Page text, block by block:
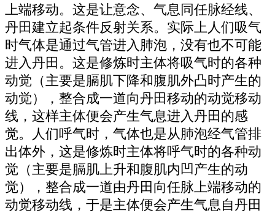
上端移动。这是让意念、气息同任脉经线、
丹田建立起条件反射关系。实际上人们吸气
时气体是通过气管进入肺泡，没有也不可能
进入丹田。这是修炼时主体将吸气时的各种
动觉（主要是膈肌下降和腹肌外凸时产生的
动觉），整合成一道向丹田移动的动觉移动
线，这样主体便会产生气息进入丹田的感
觉。人们呼气时，气体也是从肺泡经气管排
出体外，这是修炼时主体将呼气时的各种动
觉（主要是膈肌上升和腹肌内凹产生的动
觉），整合成一道由丹田向任脉上端移动的
动觉移动线，于是主体便会产生气息自丹田